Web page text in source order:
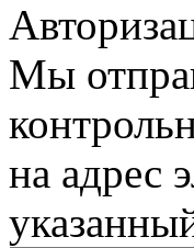
Мы
на адрес